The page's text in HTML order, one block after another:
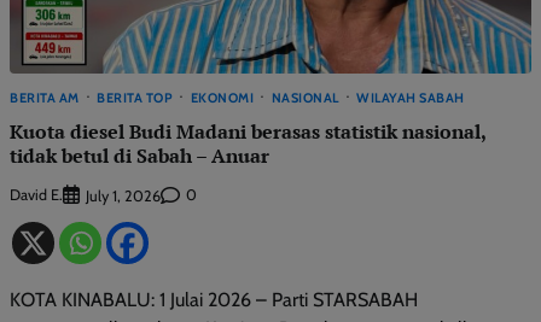
BERITA AM BERITA TOP EKONOMI NASIONAL WILAYAH SABAH
Kuota diesel Budi Madani berasas statistik nasional,
tidak betul di Sabah – Anuar
David E. July 1, 2026 0
KOTA KINABALU: 1 Julai 2026 – Parti STARSABAH